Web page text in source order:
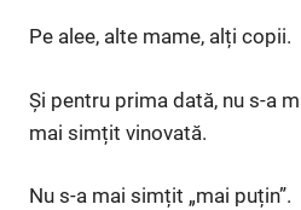
Pe alee, alte mame, alți copii.
Și pentru prima dată, nu s-a
mai simțit vinovată.
Nu s-a mai simțit „mai puțin”.